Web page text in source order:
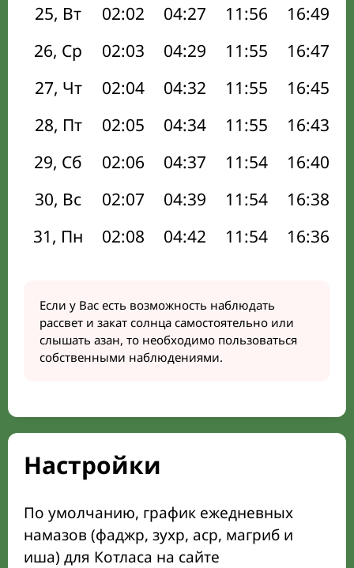
25, Вт
02:02 04:27 11:56 16:49
26, Ср
02:03 04:29 11:55 16:47
27, Чт
02:04 04:32 11:55 16:45
28, Пт
02:05 04:34 11:55 16:43
29, Сб
02:06 04:37 11:54 16:40
30, Вс
02:07 04:39 11:54 16:38
31, Пн
02:08 04:42 11:54 16:36
Если у Вас есть возможность наблюдать
рассвет и закат солнца самостоятельно или
слышать азан, то необходимо пользоваться
собственными наблюдениями.
Настройки
По умолчанию, график ежедневных
намазов (фаджр, зухр, аср, магриб и
иша) для Котласа на сайте